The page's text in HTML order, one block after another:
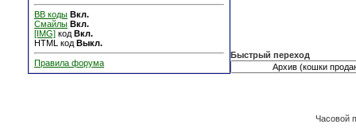
BB коды Вкл.
Смайлы Вкл.
[IMG] код Вкл.
HTML код Выкл.
Правила форума
Быстрый переход
Часовой